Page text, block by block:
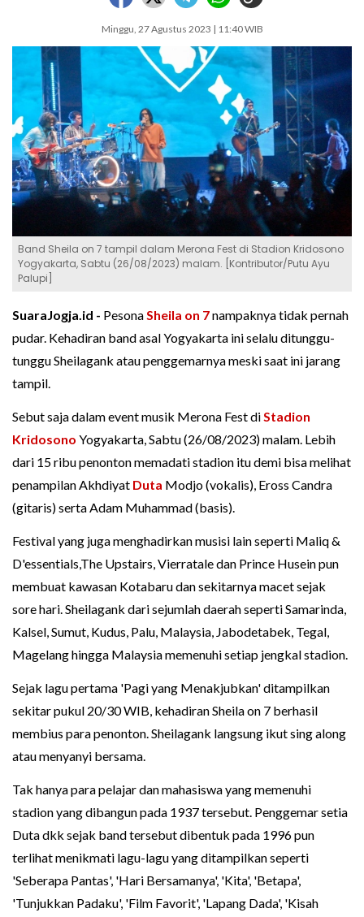
Minggu, 27 Agustus 2023 | 11:40 WIB
Band Sheila on 7 tampil dalam Merona Fest di Stadion Kridosono
Yogyakarta, Sabtu (26/08/2023) malam. [Kontributor/Putu Ayu
Palupi]
SuaraJogja.id - PesonaSheila on 7nampaknya tidak pernah
pudar. Kehadiran band asal Yogyakarta ini selalu ditunggu-
tunggu Sheilagank atau penggemarnya meski saat ini jarang
tampil.
Sebut saja dalam event musik Merona Fest diStadion
Kridosono Yogyakarta, Sabtu (26/08/2023) malam. Lebih
dari 15 ribu penonton memadati stadion itu demi bisa melihat
penampilan Akhdiyat Duta Modjo (vokalis), Eross Candra
(gitaris) serta Adam Muhammad (basis).
Festival yang juga menghadirkan musisi lain seperti Maliq &
D'essentials,The Upstairs, Vierratale dan Prince Husein pun
membuat kawasan Kotabaru dan sekitarnya macet sejak
sore hari. Sheilagank dari sejumlah daerah seperti Samarinda,
Kalsel, Sumut, Kudus, Palu, Malaysia, Jabodetabek, Tegal,
Magelang hingga Malaysia memenuhi setiap jengkal stadion.
Sejak lagu pertama 'Pagi yang Menakjubkan' ditampilkan
sekitar pukul 20/30 WIB, kehadiran Sheila on 7 berhasil
membius para penonton. Sheilagank langsung ikut sing along
atau menyanyi bersama.
Tak hanya para pelajar dan mahasiswa yang memenuhi
stadion yang dibangun pada 1937 tersebut. Penggemar setia
Duta dkk sejak band tersebut dibentuk pada 1996 pun
terlihat menikmati lagu-lagu yang ditampilkan seperti
'Seberapa Pantas', 'Hari Bersamanya', 'Kita', 'Betapa',
'Tunjukkan Padaku', 'Film Favorit', 'Lapang Dada', 'Kisah